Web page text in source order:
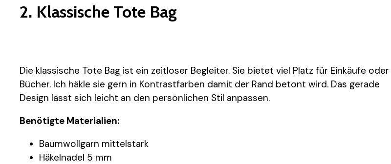
2. Klassische Tote Bag
Die klassische Tote Bag ist ein zeitloser Begleiter. Sie bietet viel Platz für Einkäufe oder
Bücher. Ich häkle sie gern in Kontrastfarben damit der Rand betont wird. Das gerade
Design lässt sich leicht an den persönlichen Stil anpassen.
Benötigte Materialien:
Baumwollgarn mittelstark
Häkelnadel 5 mm